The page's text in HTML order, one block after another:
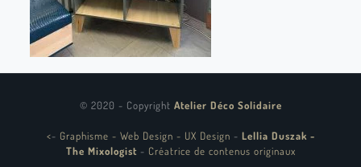
© 2020 - Copyright Atelier Déco Solidaire
<- Graphisme - Web Design - UX Design - Lellia Duszak -
The Mixologist - Créatrice de contenus originaux